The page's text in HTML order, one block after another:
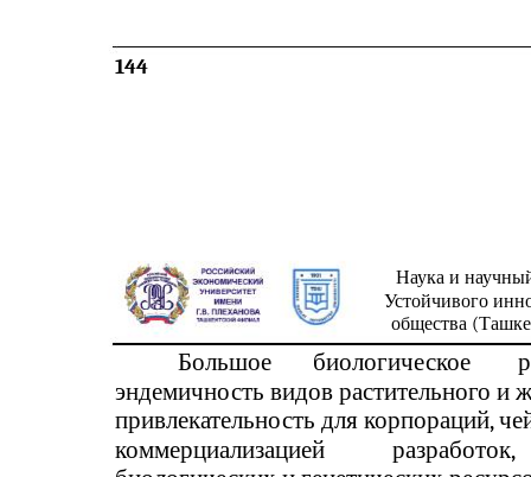
144
Наука и
Устойчивого
общества
Большое биологическое
эндемичность видов растительного и
привлекательность для корпораций,
коммерциализацией
разработок,